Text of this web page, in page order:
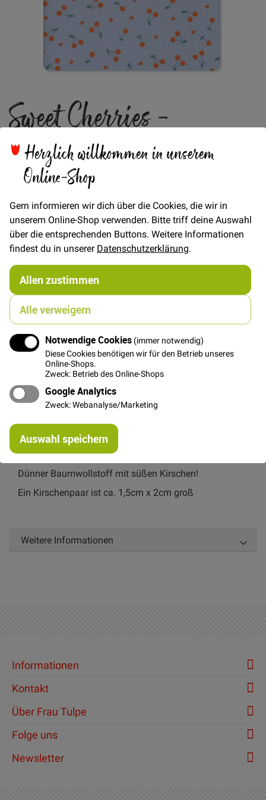
Herzlich willkommen in unserem
Online-Shop
Gern informieren wir dich über die Cookies, die wir in
unserem Online-Shop verwenden. Bitte triff deine Auswahl
über die entsprechenden Buttons. Weitere Informationen
findest du in unsererDatenschutzerklärung.
Allen zustimmen
Alle verweigern
Notwendige Cookies (immer notwendig)
Diese Cookies benötigen wir für den Betrieb unseres
Online-Shops.
Zweck: Betrieb des Online-Shops
Google Analytics
Zweck: Webanalyse/Marketing
Auswahl speichern
der
Bildgalerie
springen
Sweet Cherries -
Hellblau
Verfügbarkeit Auf Lager
Artikel
für
gruppiertes
€/Meter(Freie Eingabe)
18,00 €
FAT QUARTER
5,00 €
In den Warenkorb
Details
Dünner Baumwollstoff mit süßen Kirschen!
Ein Kirschenpaar ist ca. 1,5cm x 2cm groß
Weitere Informationen
Informationen
Kontakt
Über Frau Tulpe
Folge uns
Newsletter